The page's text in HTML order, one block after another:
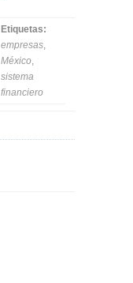
Etiquetas:
empresas,
México,
sistema
financiero